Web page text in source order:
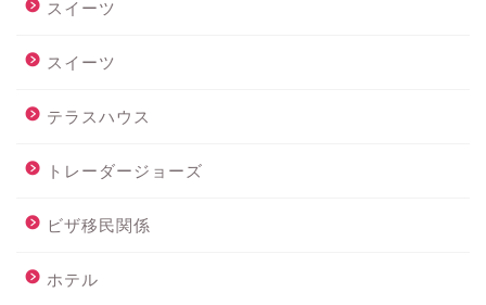
スイーツ
スイーツ
テラスハウス
トレーダージョーズ
ビザ移民関係
ホテル